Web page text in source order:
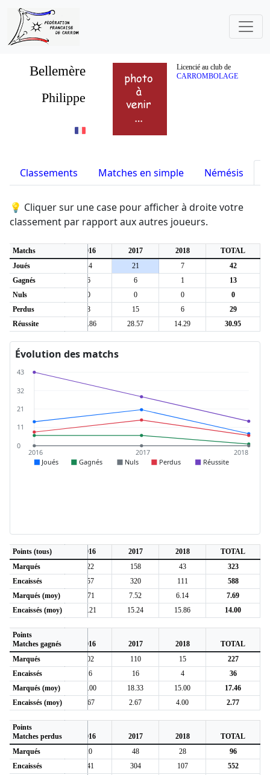
Bellemère
Licencié au club de
CARROMBOLAGE
Philippe
Classements Matches en simple Némésis
💡 Cliquer sur une case pour afficher à droite votre
classement par rapport aux autres joueurs.
Matchs 2016 2017 2018
TOTAL
Joués
14 21 7
42
Gagnés
6 6 1
13
Nuls
0 0 0
0
Perdus
8 15 6
29
Réussite
42.86 28.57 14.29 30.95
Évolution des matchs
43
32
21
11
0
2016 2017 2018
Joués Gagnés Nuls Perdus Réussite
Points (tous) 2016 2017 2018
TOTAL
Marqués
122 158 43
323
Encaissés
157 320 111
588
Marqués (moy)
8.71 7.52 6.14
7.69
Encaissés (moy)
11.21 15.24 15.86 14.00
Points
Matches gagnés
2016 2017 2018
TOTAL
Marqués
102 110 15
227
Encaissés
16 16 4
36
Marqués (moy)
17.00 18.33 15.00
17.46
Encaissés (moy)
2.67 2.67 4.00 2.77
Points
Matches perdus
2016 2017 2018
TOTAL
Marqués
20 48 28
96
Encaissés
141 304 107
552